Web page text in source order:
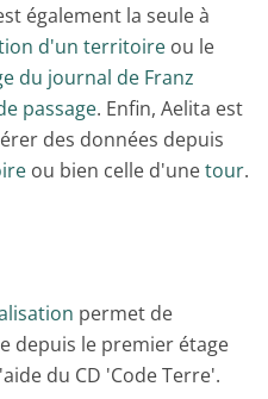
également la seule à
d'un territoire ou le
du journal de Franz
passage. Enfin, Aelita est
des données depuis
ou bien celle d'unetour.
permet de
depuis le premier étage
du CD 'Code Terre'.